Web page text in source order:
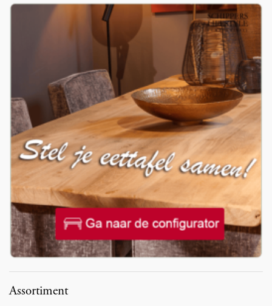
Assortiment